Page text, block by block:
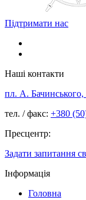
Підтримати нас
Наші контакти
пл. А.
тел. / факс: +380
Пресцентр:
Задати запитання
Інформація
Головна